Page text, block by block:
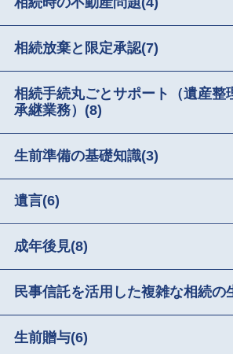
相続放棄と限定承認(7)
相続手続丸ごとサポート（遺産整
承継業務） (8)
生前準備の基礎知識(3)
遺言(6)
成年後見(8)
民事信託を活用した複雑な相続の
生前贈与(6)